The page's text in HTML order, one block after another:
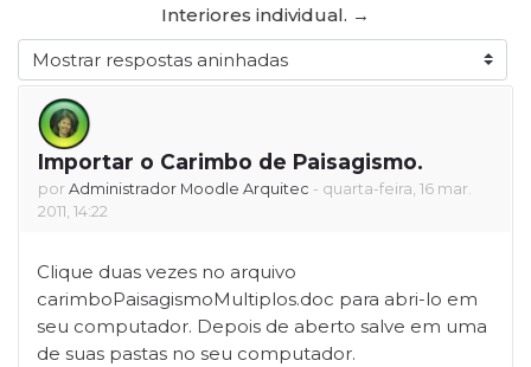
Interiores individual. →
Modo de visualização
Importar o Carimbo de Paisagismo.
por Administrador Moodle Arquitec - quarta-feira, 16 mar.
2011, 14:22
Número de respostas: 0
Clique duas vezes no arquivo
carimboPaisagismoMultiplos.doc para abri-lo em
seu computador. Depois de aberto salve em uma
de suas pastas no seu computador.